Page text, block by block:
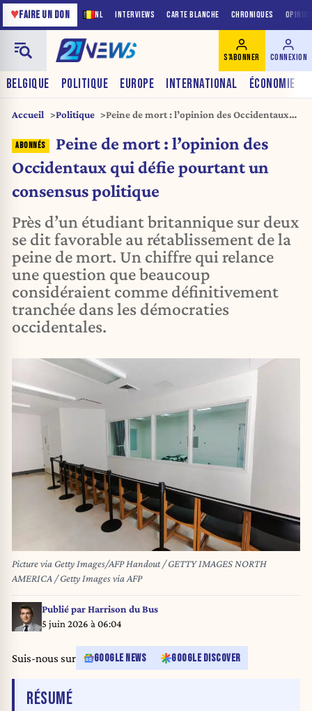
NL INTERVIEWS CARTE BLANCHE CHRONIQUES
♥FAIRE UN DON
BELGIQUE POLITIQUE EUROPE INTERNATIONAL ÉCONOMIE
S'ABONNER CONNEXION
Accueil Politique
Peine de mort : l’opinion des Occidentaux
Peine de mort : l’opinion des
Occidentaux qui défie pourtant un
consensus politique
Près d’un étudiant britannique sur deux
se dit favorable au rétablissement de la
peine de mort. Un chiffre qui relance
une question que beaucoup
considéraient comme définitivement
tranchée dans les démocraties
occidentales.
Picture via Getty Images/AFP Handout / GETTY IMAGES NORTH
AMERICA / Getty Images via AFP
Publié parHarrison du Bus
5 juin 2026 à 06:04
Suis-nous sur GOOGLE NEWS GOOGLE DISCOVER
RÉSUMÉDE L'ARTICLE